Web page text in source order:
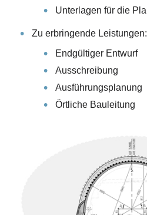
Unterlagen für die
Zu erbringende Leistungen:
Endgültiger Entwurf
Ausschreibung
Ausführungsplanung
Örtliche Bauleitung